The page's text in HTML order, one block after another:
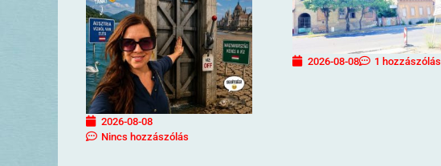
2026-08-08
Nincs hozzászólás
2026-08-08 1 hozzászólás